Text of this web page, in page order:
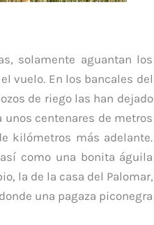
solamente aguantan los
vuelo. En los bancales del
de riego las han dejado
unos centenares de metros
kilómetros más adelante.
como una bonita águila
la de la casa del Palomar,
una pagaza piconegra